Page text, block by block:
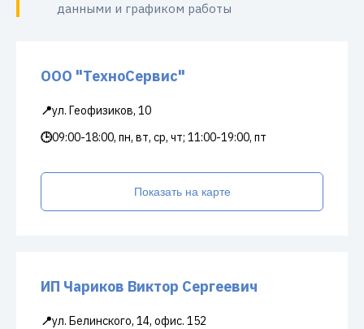
данными и графиком работы
ООО "ТехноСервис"
📍ул. Геофизиков, 10
🕒09:00-18:00, пн, вт, ср, чт; 11:00-19:00, пт
Показать на карте
ИП Чариков Виктор Сергеевич
📍ул. Белинского, 14, офис. 152